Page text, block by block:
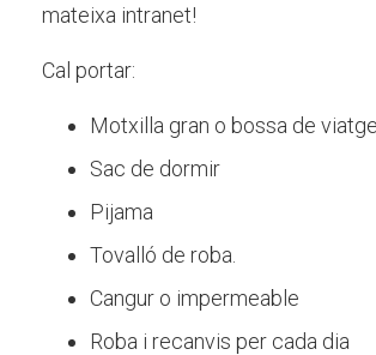
mateixa intranet!
Cal portar:
Motxilla gran o bossa de viatge
Sac de dormir
Pijama
Tovalló de roba.
Cangur o impermeable
Roba i recanvis per cada dia